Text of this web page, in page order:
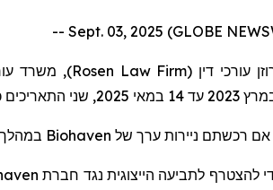
עורכי דין (Rosen Law Firm), משרד
2023 עד 14 במאי 2025, שני
אם רכשתם ניירות ערך של Biohaven במהלך
להצטרף לתביעה הייצוגית נגד חברת